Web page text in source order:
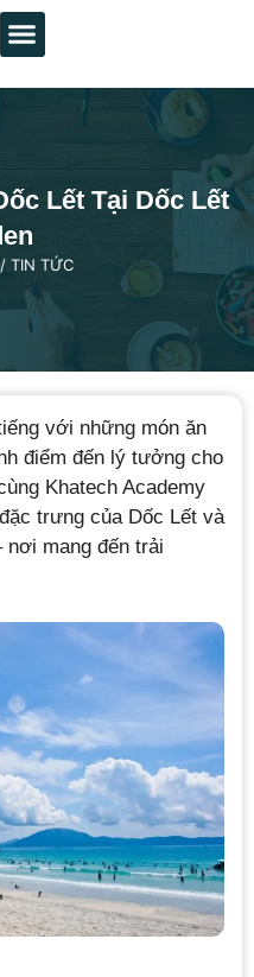
Lết Tại Dốc Lết
/ TIN TỨC
với những món ăn
điểm đến lý tưởng cho
Khatech Academy
trưng của Dốc Lết và
nơi mang đến trải